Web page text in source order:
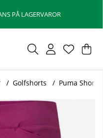
PÅ LAGERVAROR
.
Golfshorts Puma Shorts
Festival Fuchsia